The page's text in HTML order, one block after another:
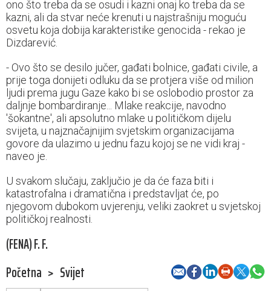
ono što treba da se osudi i kazni onaj ko treba da se
kazni, ali da stvar neće krenuti u najstrašniju moguću
osvetu koja dobija karakteristike genocida - rekao je
Dizdarević.
- Ovo što se desilo jučer, gađati bolnice, gađati civile, a
prije toga donijeti odluku da se protjera više od milion
ljudi prema jugu Gaze kako bi se oslobodio prostor za
daljnje bombardiranje... Mlake reakcije, navodno
'šokantne', ali apsolutno mlake u političkom dijelu
svijeta, u najznačajnijim svjetskim organizacijama
govore da ulazimo u jednu fazu kojoj se ne vidi kraj -
naveo je.
U svakom slučaju, zaključio je da će faza biti i
katastrofalna i dramatična i predstavljat će, po
njegovom dubokom uvjerenju, veliki zaokret u svjetskoj
političkoj realnosti.
(FENA) F. F.
Početna > Svijet